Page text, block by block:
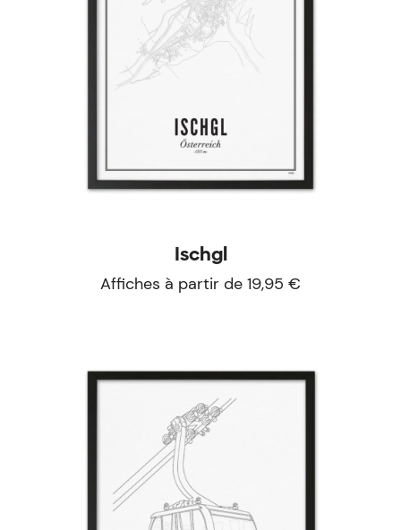
Ischgl
Affiches à partir de 19,95 €